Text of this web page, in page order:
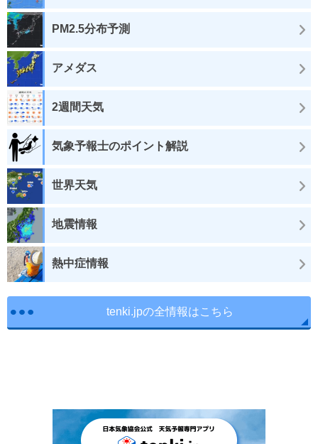
PM2.5分布予測
アメダス
2週間天気
気象予報士のポイント解説
世界天気
地震情報
熱中症情報
tenki.jpの全情報はこちら